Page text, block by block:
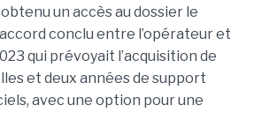
un accès au dossier le
conclu entre l’opérateur et
qui prévoyait l’acquisition de
et deux années de support
avec une option pour une